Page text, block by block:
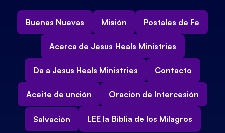
Buenas Nuevas Misión Postales de Fe
Acerca de Jesus Heals Ministries
Da a Jesus Heals Ministries Contacto
Aceite de unción Oración de Intercesión
Salvación LEE la Biblia de los Milagros